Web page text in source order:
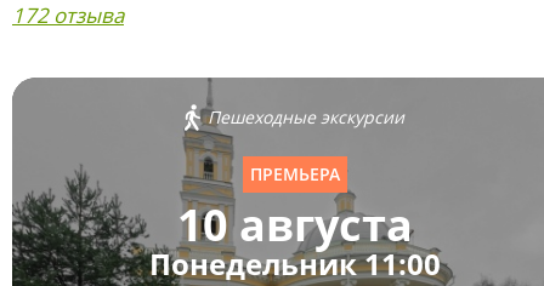
172 отзыва
Пешеходные экскурсии
ПРЕМЬЕРА
10 августа
Понедельник 11:00